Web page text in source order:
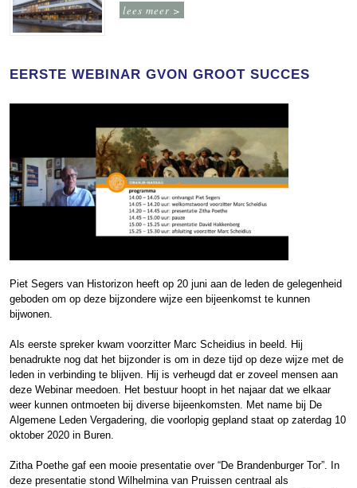
lees meer >
EERSTE WEBINAR GVON GROOT SUCCES
Piet Segers van Historizon heeft op 20 juni aan de leden de gelegenheid
geboden om op deze bijzondere wijze een bijeenkomst te kunnen
bijwonen.
Als eerste spreker kwam voorzitter Marc Scheidius in beeld. Hij
benadrukte nog dat het bijzonder is om in deze tijd op deze wijze met de
leden in verbinding te blijven. Hij is verheugd dat er zoveel mensen aan
deze Webinar meedoen. Het bestuur hoopt in het najaar dat we elkaar
weer kunnen ontmoeten bij diverse bijeenkomsten. Met name bij De
Algemene Leden Vergadering, die voorlopig gepland staat op zaterdag 10
oktober 2020 in Buren.
Zitha Poethe gaf een mooie presentatie over “De Brandenburger Tor”. In
deze presentatie stond Wilhelmina van Pruissen centraal als